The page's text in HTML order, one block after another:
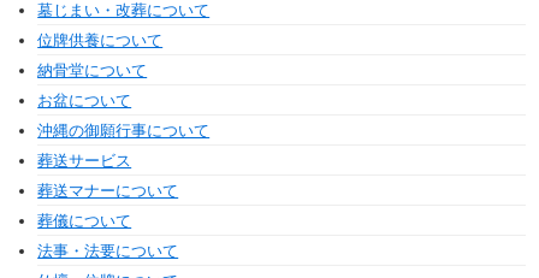
墓じまい・改葬について
位牌供養について
納骨堂について
お盆について
沖縄の御願行事について
葬送サービス
葬送マナーについて
葬儀について
法事・法要について